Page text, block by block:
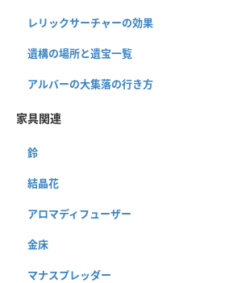
レリックサーチャーの効果
遺構の場所と遺宝一覧
アルバーの大集落の行き方
家具関連
鈴
結晶花
アロマディフューザー
金床
マナスプレッダー